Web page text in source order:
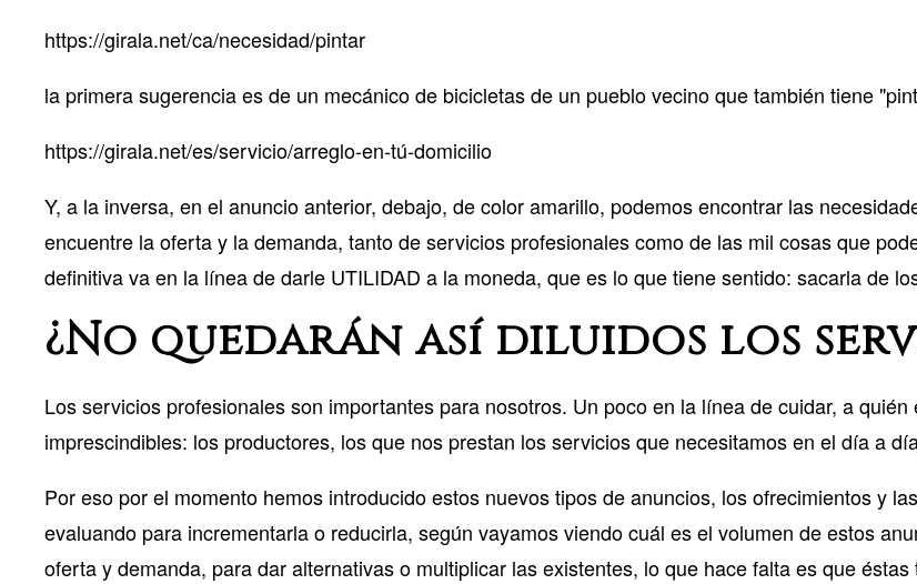
https://girala.net/ca/necesidad/pintar
la primera sugerencia es de un mecánico de bicicletas de un pueblo vecino que también tiene
https://girala.net/es/servicio/arreglo-en-tú-domicilio
Y, a la inversa, en el anuncio anterior, debajo, de color amarillo, podemos encontrar las
encuentre la oferta y la demanda, tanto de servicios profesionales como de las mil cosas que
definitiva va en la línea de darle UTILIDAD a la moneda, que es lo que tiene sentido: sacarla de
¿No quedarán así diluidos los
Los servicios profesionales son importantes para nosotros. Un poco en la línea de cuidar, a
imprescindibles: los productores, los que nos prestan los servicios que necesitamos en el día a
Por eso por el momento hemos introducido estos nuevos tipos de anuncios, los ofrecimientos y
evaluando para incrementarla o reducirla, según vayamos viendo cuál es el volumen de estos
oferta y demanda, para dar alternativas o multiplicar las existentes, lo que hace falta es que